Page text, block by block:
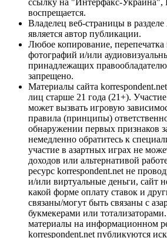
воспрещается.
Владелец веб-страницы в
является автор публикации.
Любое копирование, перепечатка
фотографий и/или
принадлежащих
запрещено.
Материалы сайта
лиц старше 21 года (21+).
может вызвать игровую
правила (принципы)
обнаружении первых признаков
немедленно обратитесь к
участие в азартных играх не
доходов или альтернативой
ресурс korrespondent.net не
и/или виртуальные деньги, сайт
какой форме оплату ставок и
связаны/могут быть связаны с
букмекерами или
материалы на информационном
korrespondent.net публикуются